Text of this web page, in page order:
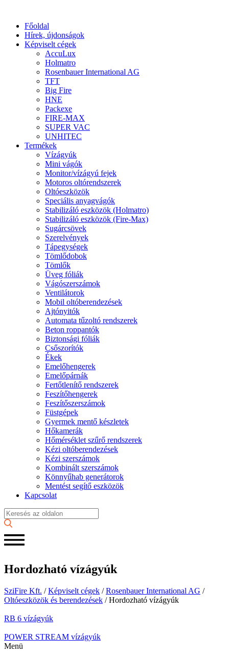
Főoldal
Hírek, újdonságok
Képviselt cégek
AccuLux
Holmatro
Rosenbauer International AG
TFT
Big Fire
HNE
Packexe
FIRE-MAX
SUPER VAC
UNHITEC
Termékek
Vízágyúk
Mini vágók
Monitor/vízágyú fejek
Motoros oltórendszerek
Oltóeszközök
Speciális anyagvágók
Stabilizáló eszközök (Holmatro)
Stabilizáló eszközök (Fire-Max)
Sugárcsövek
Szerelvények
Tápegységek
Tömlődobok
Tömlők
Üveg fóliák
Vágószerszámok
Ventilátorok
Mobil oltóberendezések
Ajtónyitók
Automata tűzoltó rendszerek
Beton roppantók
Biztonsági fóliák
Csőszorítók
Ékek
Emelőhengerek
Emelőpárnák
Fertőtlenítő rendszerek
Feszítőhengerek
Feszítőszerszámok
Füstgépek
Gyermek mentő készletek
Hőkamerák
Hőmérséklet szűrő rendszerek
Kézi oltóberendezések
Kézi szerszámok
Kombinált szerszámok
Könnyűhab generátorok
Mentést segítő eszközök
Kapcsolat
Hordozható vízágyúk
SziFire Kft. /Képviselt cégek /Rosenbauer International AG /
Oltóeszközök és berendezések /Hordozható vízágyúk
RB 6 vízágyúk
POWER STREAM vízágyúk
Menü